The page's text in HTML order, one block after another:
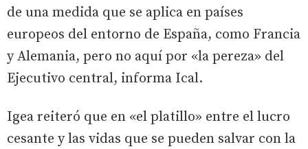
de una medida que se aplica en países
europeos del entorno de España, como Francia
y Alemania, pero no aquí por «la pereza» del
Ejecutivo central, informa Ical.
Igea reiteró que en «el platillo» entre el lucro
cesante y las vidas que se pueden salvar con la